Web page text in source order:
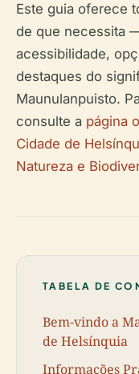
Este guia oferece
de que necessita
acessibilidade,
destaques do
Maunulanpuisto.
consulte a página
Cidade de
Natureza e
TABELA DE
Bem-vindo a
de Helsínquia
Informações